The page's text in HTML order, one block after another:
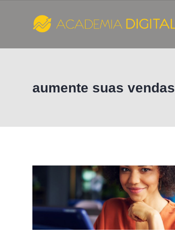
Cursos
Consultoria
Digital
-
Academia
Digital
aumente suas vendas